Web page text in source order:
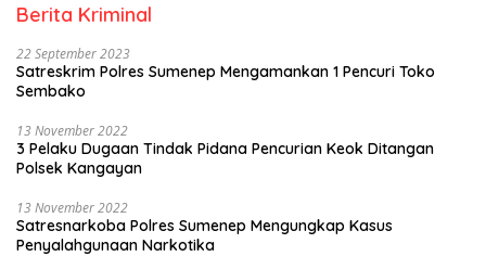
Berita Kriminal
22 September 2023
Satreskrim Polres Sumenep Mengamankan 1 Pencuri Toko
Sembako
13 November 2022
3 Pelaku Dugaan Tindak Pidana Pencurian Keok Ditangan
Polsek Kangayan
13 November 2022
Satresnarkoba Polres Sumenep Mengungkap Kasus
Penyalahgunaan Narkotika